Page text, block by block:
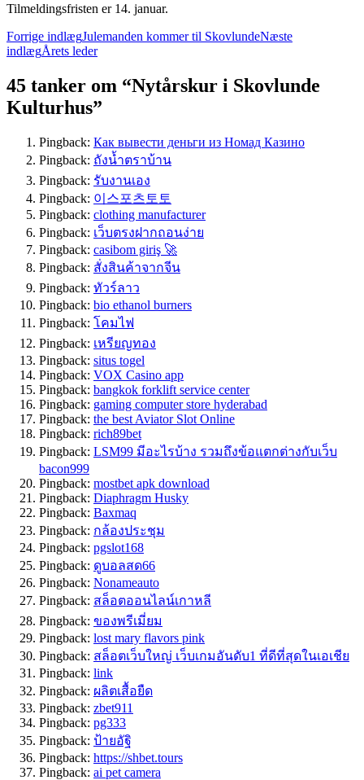
Tilmeldingsfristen er 14. januar.
Indlægsnavigation
Forrige indlægJulemanden kommer til SkovlundeNæste
indlægÅrets leder
45 tanker om “Nytårskur i Skovlunde
Kulturhus”
Pingback: Как вывести деньги из Номад Казино
Pingback: ถังน้ำตราบ้าน
Pingback: รับงานเอง
Pingback: 이스포츠토토
Pingback: clothing manufacturer
Pingback: เว็บตรงฝากถอนง่าย
Pingback: casibom giriş 🚀
Pingback: สั่งสินค้าจากจีน
Pingback: ทัวร์ลาว
Pingback: bio ethanol burners
Pingback: โคมไฟ
Pingback: เหรียญทอง
Pingback: situs togel
Pingback: VOX Casino app
Pingback: bangkok forklift service center
Pingback: gaming computer store hyderabad
Pingback: the best Aviator Slot Online
Pingback: rich89bet
Pingback: LSM99 มีอะไรบ้าง รวมถึงข้อแตกต่างกับเว็บ
bacon999
Pingback: mostbet apk download
Pingback: Diaphragm Husky
Pingback: Baxmaq
Pingback: กล้องประชุม
Pingback: pgslot168
Pingback: ดูบอลสด66
Pingback: Nonameauto
Pingback: สล็อตออนไลน์เกาหลี
Pingback: ของพรีเมี่ยม
Pingback: lost mary flavors pink
Pingback: สล็อตเว็บใหญ่ เว็บเกมอันดับ1 ที่ดีที่สุดในเอเชีย
Pingback: link
Pingback: ผลิตเสื้อยืด
Pingback: zbet911
Pingback: pg333
Pingback: ป้ายอัฐิ
Pingback: https://shbet.tours
Pingback: ai pet camera